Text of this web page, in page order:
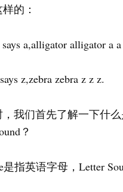
的：
a,alligator alligator a a
z,zebra zebra z z z.
们首先了解一下什么
？
指英语字母，Letter